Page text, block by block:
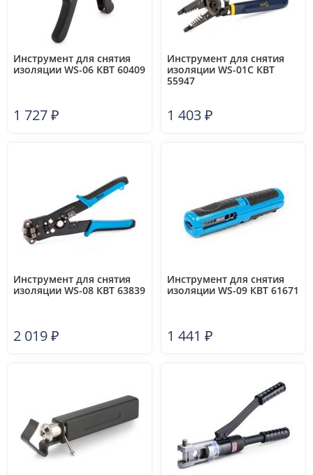
Инструмент для снятия
изоляции WS-06 КВТ 60409
1 727₽
Инструмент для снятия
изоляции WS-01C КВТ
55947
1 403₽
Инструмент для снятия
изоляции WS-08 КВТ 63839
2 019₽
Инструмент для снятия
изоляции WS-09 КВТ 61671
1 441 ₽